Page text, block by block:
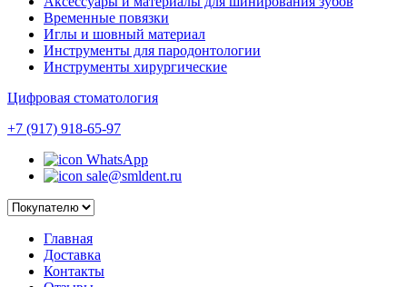
Временные повязки
Иглы и шовный материал
Инструменты для пародонтологии
Инструменты хирургические
Цифровая стоматология
+7 (917) 918-65-97
WhatsApp
sale@smldent.ru
Главная
Доставка
Контакты